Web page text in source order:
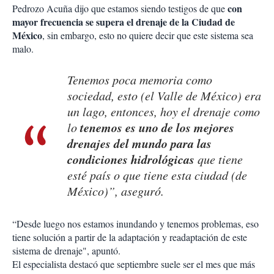
Pedrozo Acuña dijo que estamos siendo testigos de quecon
mayor frecuencia se supera el drenaje de la Ciudad de
México, sin embargo, esto no quiere decir que este sistema sea
malo.
Tenemos poca memoria como
sociedad, esto (el Valle de México) era
un lago, entonces, hoy el drenaje como
lotenemos es uno de los mejores
drenajes del mundo para las
condiciones hidrológicas que tiene
esté país o que tiene esta ciudad (de
México)”, aseguró.
“Desde luego nos estamos inundando y tenemos problemas, eso
tiene solución a partir de la adaptación y readaptación de este
sistema de drenaje", apuntó.
El especialista destacó que septiembre suele ser el mes que más